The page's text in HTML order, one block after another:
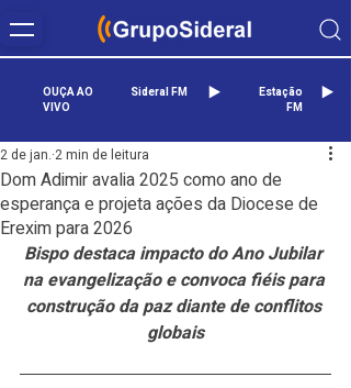
OUÇA AO
VIVO
Sideral FM
Estação
FM
Dom Adimir avalia 2025 como ano de
esperança e projeta ações da Diocese de
Erexim para 2026
2 de jan. 2 min de leitura
Bispo destaca impacto do Ano Jubilar
na evangelização e convoca fiéis para
construção da paz diante de conflitos
globais